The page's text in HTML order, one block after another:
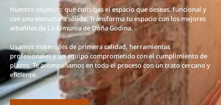
Nuestro objetivo: que consigas el espacio que deseas, funcional y
con una estructura sólida. Transforma tu espacio con los mejores
albañiles de La Almunia de Doña Godina.
Usamos materiales de primera calidad, herramientas
profesionales y un equipo comprometido con el cumplimiento de
plazos. Te acompañamos en todo el proceso con un trato cercano y
eficiente.